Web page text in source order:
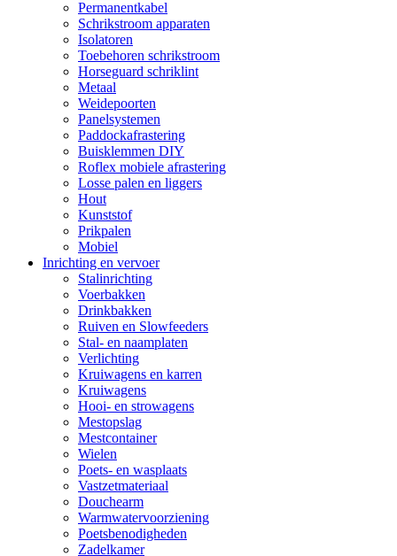
Permanentkabel
Schrikstroom apparaten
Isolatoren
Toebehoren schrikstroom
Horseguard schriklint
Metaal
Weidepoorten
Panelsystemen
Paddockafrastering
Buisklemmen DIY
Roflex mobiele afrastering
Losse palen en liggers
Hout
Kunststof
Prikpalen
Mobiel
Inrichting en vervoer
Stalinrichting
Voerbakken
Drinkbakken
Ruiven en Slowfeeders
Stal- en naamplaten
Verlichting
Kruiwagens en karren
Kruiwagens
Hooi- en strowagens
Mestopslag
Mestcontainer
Wielen
Poets- en wasplaats
Vastzetmateriaal
Douchearm
Warmwatervoorziening
Poetsbenodigheden
Zadelkamer